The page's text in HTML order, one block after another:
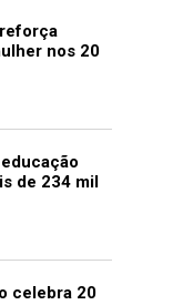
nos 20
de 234 mil
celebra 20